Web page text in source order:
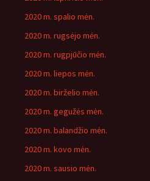
2020 m. spalio mėn.
2020 m. rugsėjo mėn.
2020 m. rugpjūčio mėn.
2020 m. liepos mėn.
2020 m. birželio mėn.
2020 m. gegužės mėn.
2020 m. balandžio mėn.
2020 m. kovo mėn.
2020 m. sausio mėn.